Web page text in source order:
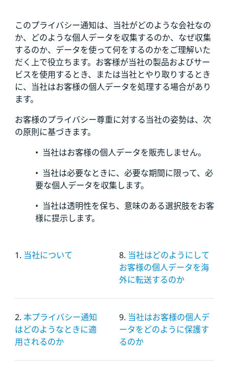
このプライバシー通知は、当社がどのような会社なの
か、どのような個人データを収集するのか、なぜ収集
するのか、データを使って何をするのかをご理解いた
だく上で役立ちます。お客様が当社の製品およびサー
ビスを使用するとき、または当社とやり取りするとき
に、当社はお客様の個人データを処理する場合があり
ます。
お客様のプライバシー尊重に対する当社の姿勢は、次
の原則に基づきます。
• 当社はお客様の個人データを販売しません。
• 当社は必要なときに、必要な期間に限って、必
要な個人データを収集します。
• 当社は透明性を保ち、意味のある選択肢をお客
様に提示します。
1. 当社について 8. 当社はどのようにして
お客様の個人データを海
外に転送するのか
2. 本プライバシー通知
はどのようなときに適
用されるのか
9. 当社はお客様の個人デ
ータをどのように保護す
るのか